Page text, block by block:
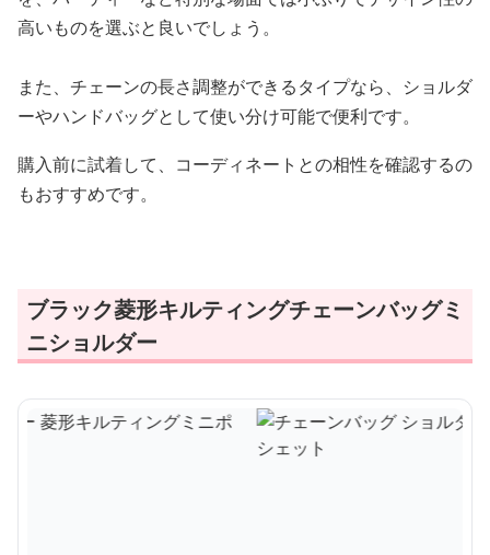
高いものを選ぶと良いでしょう。
また、チェーンの長さ調整ができるタイプなら、ショルダ
ーやハンドバッグとして使い分け可能で便利です。
購入前に試着して、コーディネートとの相性を確認するの
もおすすめです。
ブラック菱形キルティングチェーンバッグミ
ニショルダー